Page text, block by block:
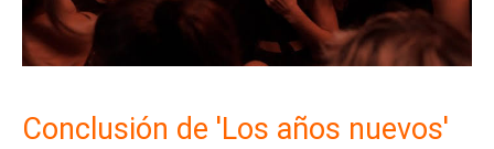
Conclusión de 'Los años nuevos'